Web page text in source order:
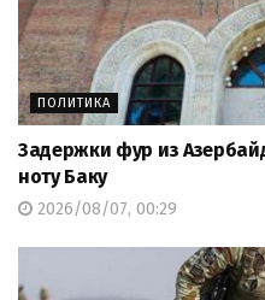
ПОЛИТИКА
Задержки фур из
ноту Баку
2026/08/07, 00:29